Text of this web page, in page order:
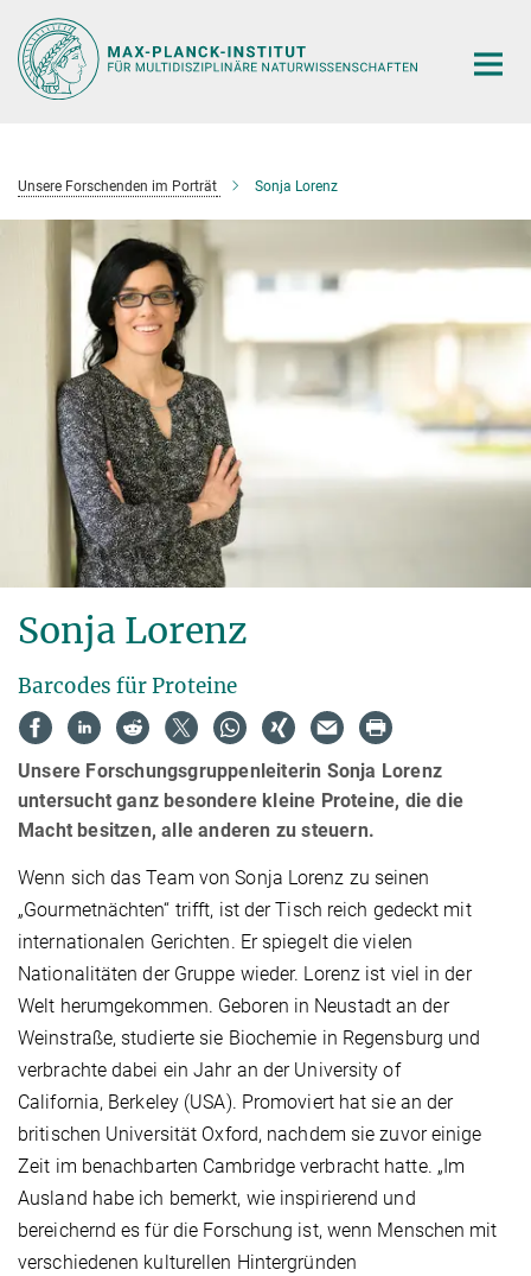
Hauptinhalt
Unsere Forschenden im Porträt Sonja Lorenz
Sonja Lorenz
Barcodes für Proteine
Unsere Forschungsgruppenleiterin Sonja Lorenz
untersucht ganz besondere kleine Proteine, die die
Macht besitzen, alle anderen zu steuern.
Wenn sich das Team von Sonja Lorenz zu seinen
„Gourmetnächten“ trifft, ist der Tisch reich gedeckt mit
internationalen Gerichten. Er spiegelt die vielen
Nationalitäten der Gruppe wieder. Lorenz ist viel in der
Welt herumgekommen. Geboren in Neustadt an der
Weinstraße, studierte sie Biochemie in Regensburg und
verbrachte dabei ein Jahr an der University of
California, Berkeley (USA). Promoviert hat sie an der
britischen Universität Oxford, nachdem sie zuvor einige
Zeit im benachbarten Cambridge verbracht hatte. „Im
Ausland habe ich bemerkt, wie inspirierend und
bereichernd es für die Forschung ist, wenn Menschen mit
verschiedenen kulturellen Hintergründen